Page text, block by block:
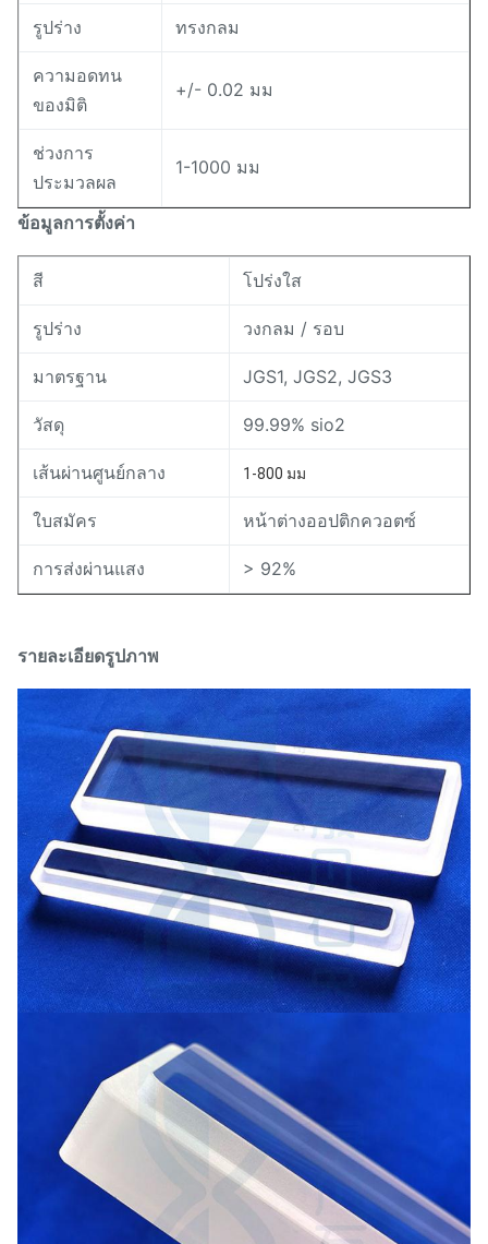
รูปร่าง ทรงกลม
ความอดทน
ของมิติ
+/- 0.02 มม
ช่วงการ
ประมวลผล
1-1000 มม
ข้อมูลการตั้งค่า
สี โปร่งใส
รูปร่าง วงกลม / รอบ
มาตรฐาน JGS1, JGS2, JGS3
วัสดุ 99.99% sio2
เส้นผ่านศูนย์กลาง 1-800 มม
ใบสมัคร หน้าต่างออปติกควอตซ์
การส่งผ่านแสง > 92%
รายละเอียดรูปภาพ